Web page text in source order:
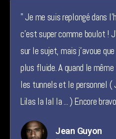
" Je me suis replongé dans
c'est super comme boulot !
sur le sujet, mais j'avoue
plus fluide. A quand le
les tunnels et le personnel (
Lilas la lal la ... ) Encore
Jean Guyon